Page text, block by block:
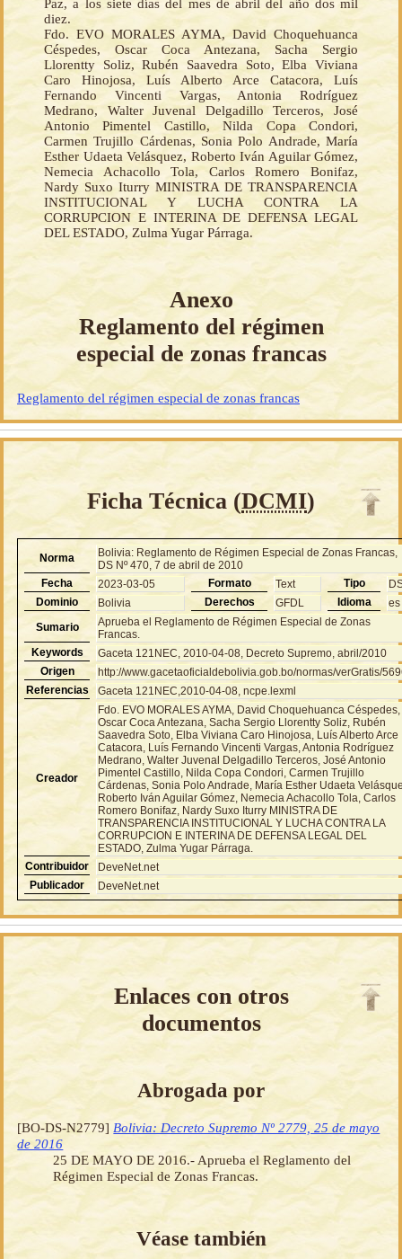
Paz, a los siete días del mes de abril del año dos mil
diez.
Fdo. EVO MORALES AYMA, David Choquehuanca
Céspedes, Oscar Coca Antezana, Sacha Sergio
Llorentty Soliz, Rubén Saavedra Soto, Elba Viviana
Caro Hinojosa, Luís Alberto Arce Catacora, Luís
Fernando Vincenti Vargas, Antonia Rodríguez
Medrano, Walter Juvenal Delgadillo Terceros, José
Antonio Pimentel Castillo, Nilda Copa Condori,
Carmen Trujillo Cárdenas, Sonia Polo Andrade, María
Esther Udaeta Velásquez, Roberto Iván Aguilar Gómez,
Nemecia Achacollo Tola, Carlos Romero Bonifaz,
Nardy Suxo Iturry MINISTRA DE TRANSPARENCIA
INSTITUCIONAL Y LUCHA CONTRA LA
CORRUPCION E INTERINA DE DEFENSA LEGAL
DEL ESTADO, Zulma Yugar Párraga.
Anexo
Reglamento del régimen
especial de zonas francas
Reglamento del régimen especial de zonas francas
Ficha Técnica (DCMI)
Norma
Bolivia: Reglamento de Régimen Especial de Zonas Francas,
DS Nº 470, 7 de abril de 2010
Fecha
2023-03-05 Formato Text Tipo
Dominio
Bolivia Derechos GFDL Idioma
es
Sumario
Aprueba el Reglamento de Régimen Especial de Zonas
Francas.
Keywords
Gaceta 121NEC, 2010-04-08, Decreto Supremo, abril/2010
Origen
http://www.gacetaoficialdebolivia.gob.bo/normas/verGratis/
Referencias
Gaceta 121NEC,2010-04-08, ncpe.lexml
Creador
Fdo. EVO MORALES AYMA, David Choquehuanca Céspedes,
Oscar Coca Antezana, Sacha Sergio Llorentty Soliz, Rubén
Saavedra Soto, Elba Viviana Caro Hinojosa, Luís Alberto Arce
Catacora, Luís Fernando Vincenti Vargas, Antonia Rodríguez
Medrano, Walter Juvenal Delgadillo Terceros, José Antonio
Pimentel Castillo, Nilda Copa Condori, Carmen Trujillo
Cárdenas, Sonia Polo Andrade, María Esther Udaeta
Roberto Iván Aguilar Gómez, Nemecia Achacollo Tola, Carlos
Romero Bonifaz, Nardy Suxo Iturry MINISTRA DE
TRANSPARENCIA INSTITUCIONAL Y LUCHA CONTRA LA
CORRUPCION E INTERINA DE DEFENSA LEGAL DEL
ESTADO, Zulma Yugar Párraga.
Contribuidor
DeveNet.net
Publicador
DeveNet.net
Enlaces con otros
documentos
Abrogada por
[BO-DS-N2779]Bolivia: Decreto Supremo Nº 2779, 25 de mayo
de 2016
25 DE MAYO DE 2016.- Aprueba el Reglamento del
Régimen Especial de Zonas Francas.
Véase también